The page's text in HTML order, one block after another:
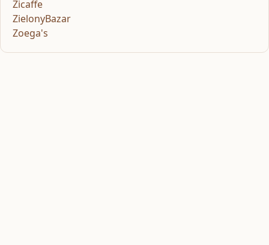
Zicaffe
ZielonyBazar
Zoega's